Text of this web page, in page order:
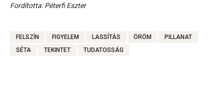
Fordította: Péterfi Eszter
FELSZÍN FIGYELEM LASSÍTÁS ÖRÖM
PILLANAT
SÉTA
TEKINTET TUDATOSSÁG